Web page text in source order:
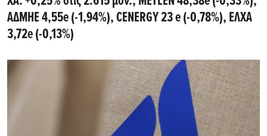
ΑΔΜΗΕ 4,55e (-1,94%), CENERGY 23 e (-0,78%), ΕΛΧΑ
3,72e (-0,13%)